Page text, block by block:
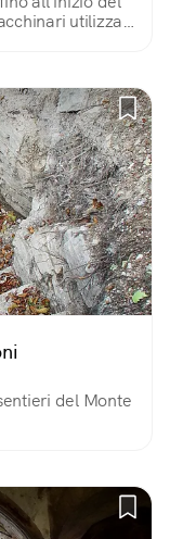
utilizzati
del Monte